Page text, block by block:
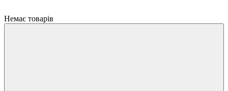
Немає товарів